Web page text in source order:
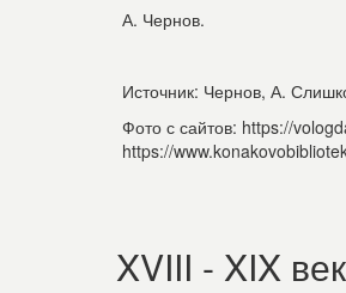
А. Чернов.
Источник: Чернов, А.
Фото с сайтов: https://
https://
XVIII - XIX